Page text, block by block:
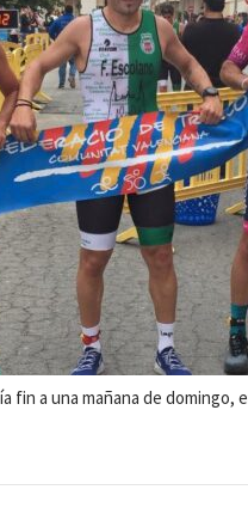
fin a una mañana de